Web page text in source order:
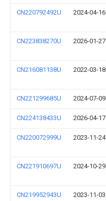
CN220792492U 2024-04-16
CN223838270U 2026-01-27
CN216081138U 2022-03-18
CN221299685U 2024-07-09
CN224138433U 2026-04-17
CN220072999U 2023-11-24
CN221910697U 2024-10-29
CN219952943U 2023-11-03